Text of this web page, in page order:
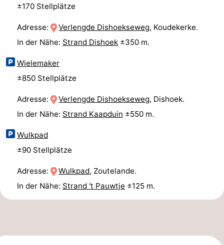
Cadzand
Natur
Wetter
Kontakt
±170 Stellplätze
Adresse: Verlengde Dishoekseweg, Koudekerke.
In der Nähe: Strand Dishoek ±350 m.
Wielemaker
±850 Stellplätze
Adresse: Verlengde Dishoekseweg, Dishoek.
In der Nähe: Strand Kaapduin ±550 m.
Wulkpad
±90 Stellplätze
Adresse: Wulkpad, Zoutelande.
In der Nähe: Strand 't Pauwtje ±125 m.